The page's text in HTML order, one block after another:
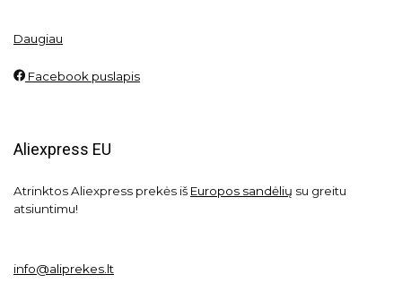
Daugiau
Facebook puslapis
Aliexpress EU
Atrinktos Aliexpress prekės iš Europos sandėlių su greitu
atsiuntimu!
info@aliprekes.lt